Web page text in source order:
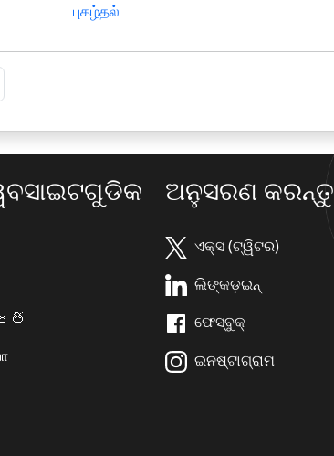
புகழ்தல்
ଅନୁସରଣ କରନ୍ତୁ
ଏକ୍ସ (ଟ୍ୱିଟର)
ଲିଙ୍କଡ଼ଇନ୍
ଫେସ୍ବୁକ୍
ଇନଷ୍ଟାଗ୍ରାମ